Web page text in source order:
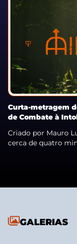
Curta-metragem
de Combate à
Criado por Mauro
cerca de quatro
GALERIAS